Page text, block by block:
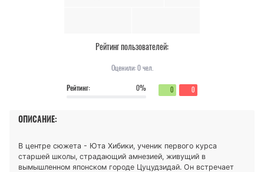
Рейтинг пользователей:
Оценили:0чел.
Рейтинг:
0% 0 0
ОПИСАНИЕ:
В центре сюжета - Юта Хибики, ученик первого курса
старшей школы, страдающий амнезией, живущий в
вымышленном японском городе Цуцудзидай. Он встречает